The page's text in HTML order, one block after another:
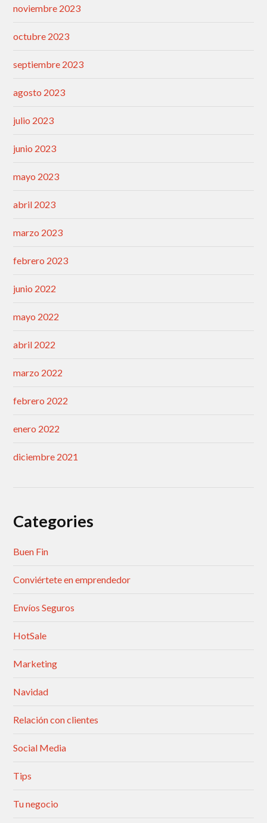
noviembre 2023
octubre 2023
septiembre 2023
agosto 2023
julio 2023
junio 2023
mayo 2023
abril 2023
marzo 2023
febrero 2023
junio 2022
mayo 2022
abril 2022
marzo 2022
febrero 2022
enero 2022
diciembre 2021
Categories
Buen Fin
Conviértete en emprendedor
Envíos Seguros
HotSale
Marketing
Navidad
Relación con clientes
Social Media
Tips
Tu negocio